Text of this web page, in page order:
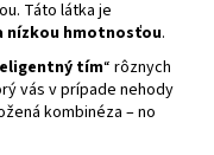
Táto látka je
nízkou hmotnosťou.
tím“ rôznych
vás v prípade nehody
kombinéza – no